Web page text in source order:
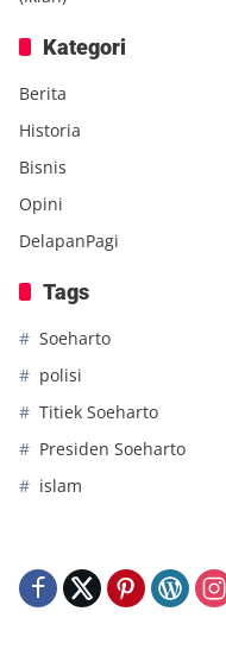
Kategori
Berita
Historia
Bisnis
Opini
DelapanPagi
Tags
Soeharto
polisi
Titiek Soeharto
Presiden Soeharto
islam